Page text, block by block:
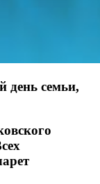
день семьи,